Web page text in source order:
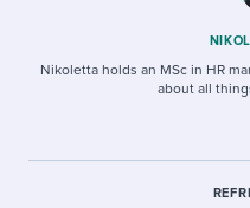
Nikoletta holds an MSc in HR
about all